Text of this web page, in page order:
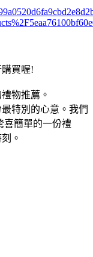
買喔!
物推薦。
特別的心意。我們
喜簡單的一份禮
。